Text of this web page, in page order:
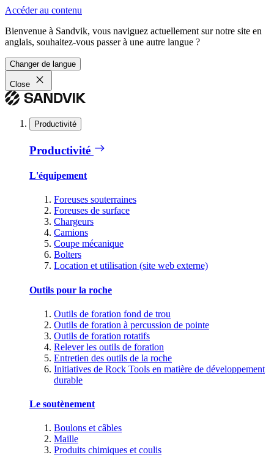
Accéder au contenu
Bienvenue à Sandvik, vous naviguez actuellement sur notre site en
anglais, souhaitez-vous passer à une autre langue ?
Changer de langue
Close
Productivité
Productivité
L'équipement
Foreuses souterraines
Foreuses de surface
Chargeurs
Camions
Coupe mécanique
Bolters
Location et utilisation (site web externe)
Outils pour la roche
Outils de foration fond de trou
Outils de foration à percussion de pointe
Outils de foration rotatifs
Relever les outils de foration
Entretien des outils de la roche
Initiatives de Rock Tools en matière de développement
durable
Le soutènement
Boulons et câbles
Maille
Produits chimiques et coulis